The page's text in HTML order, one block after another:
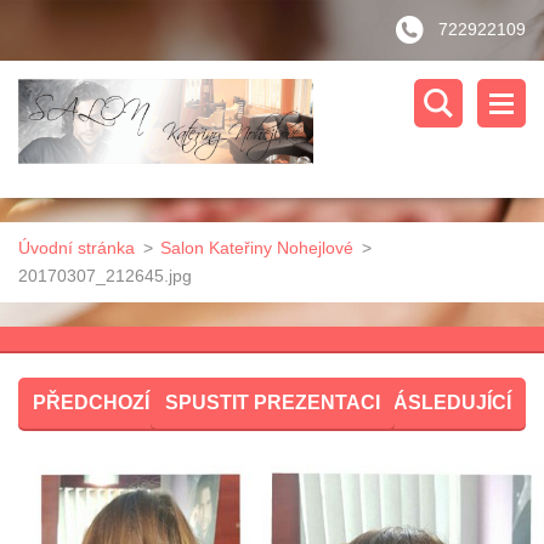
722922109
Úvodní stránka > Salon Kateřiny Nohejlové >
20170307_212645.jpg
PŘEDCHOZÍ SPUSTIT PREZENTACI NÁSLEDUJÍCÍ